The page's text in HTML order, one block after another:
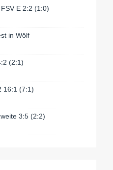
E 2:2 (1:0)
in Wölf
(2:1)
16:1 (7:1)
3:5 (2:2)